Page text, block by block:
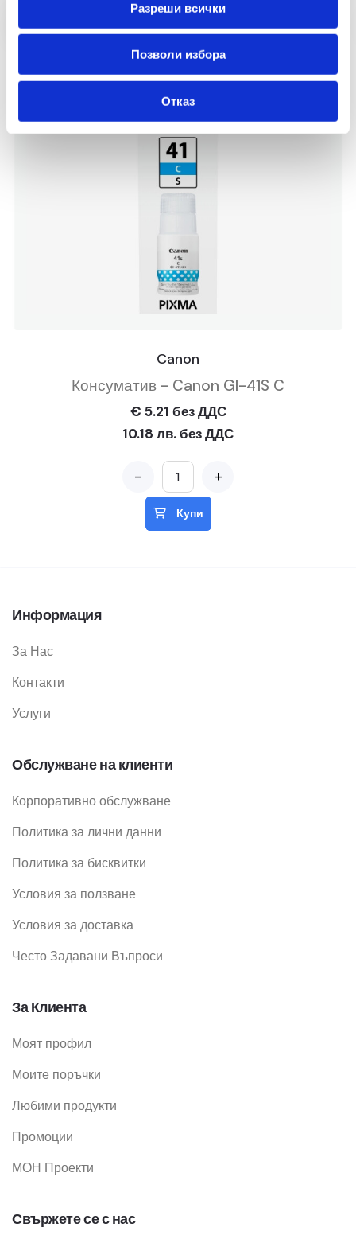
Разреши всички
Позволи избора
Отказ
Canon
Консуматив - Canon GI-41S C
€ 5.21 без ДДС
10.18 лв. без ДДС
- +
Купи
Информация
За Нас
Контакти
Услуги
Обслужване на клиенти
Корпоративно обслужване
Политика за лични данни
Политика за бисквитки
Условия за ползване
Условия за доставка
Често Задавани Въпроси
За Клиента
Моят профил
Моите поръчки
Любими продукти
Промоции
МОН Проекти
Свържете се с нас